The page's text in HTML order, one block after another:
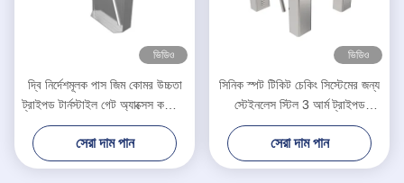
ভিডিও
দ্বি নির্দেশমূলক পাস জিম কোমর উচ্চতা
ট্রাইপড টার্নস্টাইল গেট অ্যাক্সেস কন্ট্রোল
সিস্টেম
সেরা দাম পান
ভিডিও
সিনিক স্পট টিকিট চেকিং সিস্টেমের জন্য
স্টেইনলেস স্টিল 3 আর্ম ট্রাইপড
টার্নস্টাইল
সেরা দাম পান